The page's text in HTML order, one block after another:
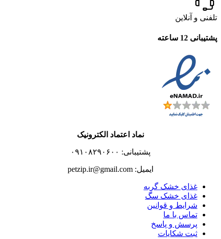
تلفنی و آنلاین
پشتیبانی 12 ساعته
نماد اعتماد الکترونیک
پشتیبانی: ۰۹۱۰۸۲۹۰۶۰۰
ایمیل: petzip.ir@gmail.com
غذای خشک گربه
غذای خشک سگ
شرایط و قوانین
تماس با ما
پرسش و پاسخ
ثبت شکایات